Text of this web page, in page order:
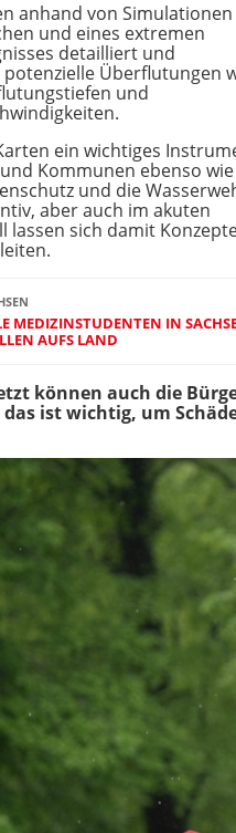
anhand von Simulationen
und eines extremen
detailliert und
Überflutungen
und
ein wichtiges
Kommunen ebenso
und die
aber auch im akuten
lassen sich damit
MEDIZINSTUDENTEN IN
AUFS LAND
können auch die
ist wichtig, um